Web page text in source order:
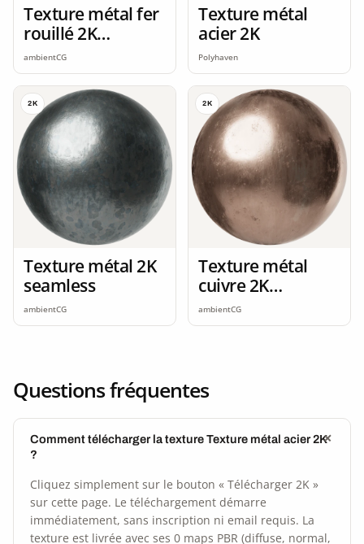
Texture métal fer
rouillé 2K
seamless
ambientCG
Texture métal
acier 2K
Polyhaven
2K
Texture métal 2K
seamless
ambientCG
2K
Texture métal
cuivre 2K
seamless
ambientCG
Questions fréquentes
Comment télécharger la texture Texture métal acier 2K
?
Cliquez simplement sur le bouton « Télécharger 2K »
sur cette page. Le téléchargement démarre
immédiatement, sans inscription ni email requis. La
texture est livrée avec ses 0 maps PBR (diffuse, normal,